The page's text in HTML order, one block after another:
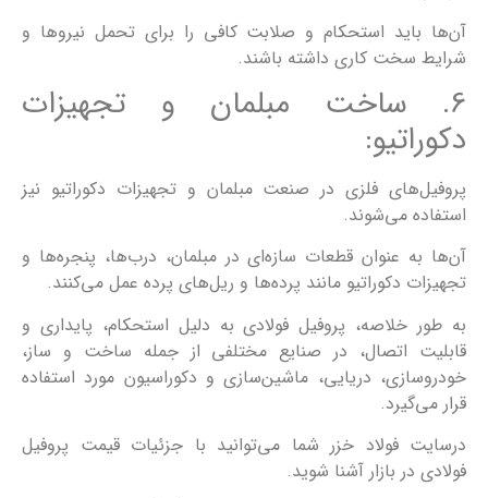
آن‌ها باید استحکام و صلابت کافی را برای تحمل نیروها و
شرایط سخت کاری داشته باشند.
6. ساخت مبلمان و تجهیزات
دکوراتیو:
پروفیل‌های فلزی در صنعت مبلمان و تجهیزات دکوراتیو نیز
استفاده می‌شوند.
آن‌ها به عنوان قطعات سازه‌ای در مبلمان، درب‌ها، پنجره‌ها و
تجهیزات دکوراتیو مانند پرده‌ها و ریل‌های پرده عمل می‌کنند.
به طور خلاصه، پروفیل‌ فولادی به دلیل استحکام، پایداری و
قابلیت اتصال، در صنایع مختلفی از جمله ساخت و ساز،
خودروسازی، دریایی، ماشین‌سازی و دکوراسیون مورد استفاده
قرار می‌گیرد.
درسایت فولاد خزر شما می‌توانید با جزئیات قیمت‌ پروفیل‌
فولادی در بازار آشنا شوید.